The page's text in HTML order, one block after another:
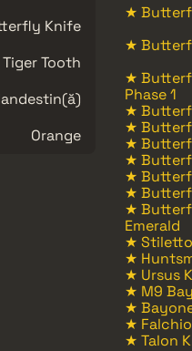
Knife
Tiger Tooth
Orange
★
★
★
Phase 1
★
★
★
★
★
★
★
Emerald
★ Stiletto
★
★ Ursus
★ M9
★
★
★ Talon